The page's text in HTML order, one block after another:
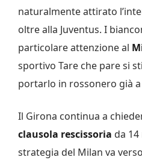
naturalmente attirato
oltre alla Juventus. I
particolare attenzione al
sportivo Tare che pare si
portarlo in rossonero già
Il Girona continua a
clausola rescissoria da
strategia del Milan va